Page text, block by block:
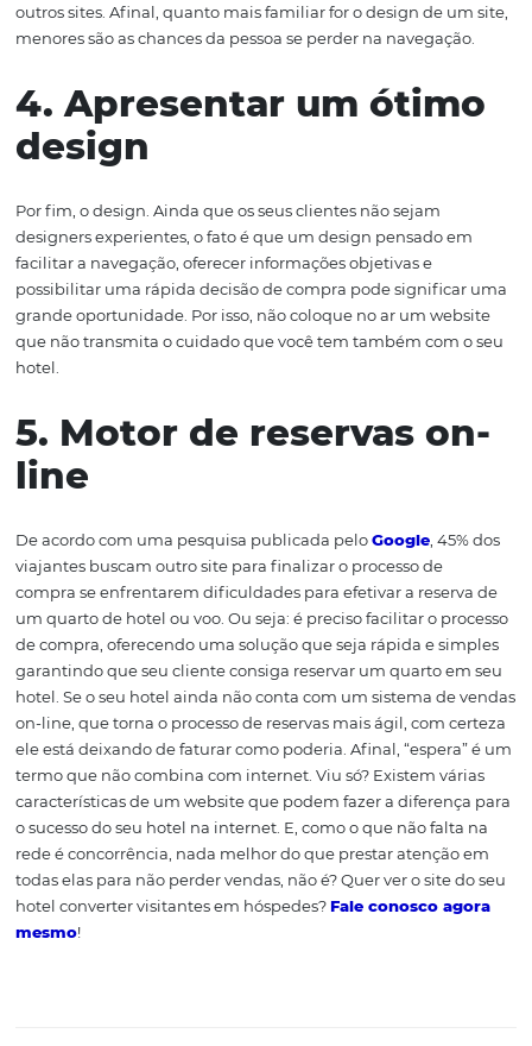
carregando as fotos do seu hotel.
3. Focar na
um site, produzindo layouts diferentes. Porém, são
complicadíssimos de se navegar. E isso pode ser um
problema para o seu negócio. As páginas online do seu
precisam ter uma boa usabilidade, com títulos que
de serem entendidos pelo usuário, bom contraste nos
um desenho que seja reconhecível — não muito
menores são as chances da pessoa se perder na
4. Apresentar um
design
Por fim, o design. Ainda que os seus clientes não sejam
designers experientes, o fato é que um design pensado
facilitar a navegação, oferecer informações objetivas e
possibilitar uma rápida decisão de compra pode
grande oportunidade. Por isso, não coloque no ar um
que não transmita o cuidado que você tem também
hotel.
5. Motor de reservas
line